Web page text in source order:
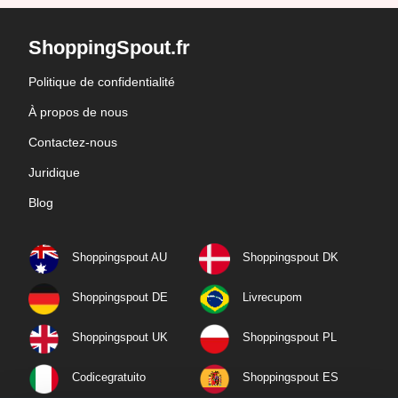
ShoppingSpout.fr
Politique de confidentialité
À propos de nous
Contactez-nous
Juridique
Blog
Shoppingspout AU Shoppingspout DK
Shoppingspout DE Livrecupom
Shoppingspout UK Shoppingspout PL
Codicegratuito Shoppingspout ES